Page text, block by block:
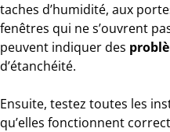
taches d’humidité, aux
fenêtres qui ne s’ouvrent
peuvent indiquer des
d’étanchéité.
Ensuite, testez toutes les
qu’elles fonctionnent